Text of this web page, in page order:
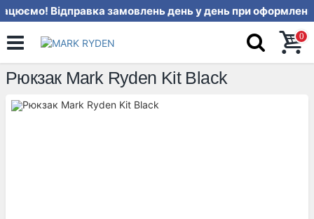
Відправка замовлень
0
Рюкзак Mark Ryden Kit Black